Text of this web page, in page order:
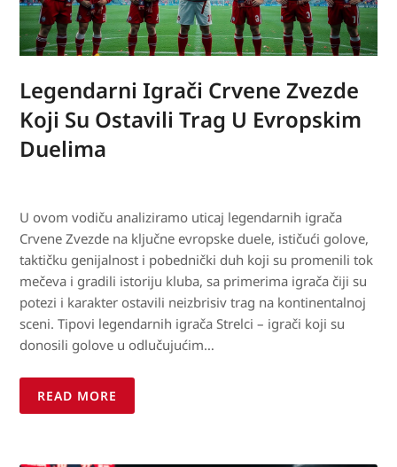
Legendarni Igrači Crvene Zvezde
Koji Su Ostavili Trag U Evropskim
Duelima
U ovom vodiču analiziramo uticaj legendarnih igrača
Crvene Zvezde na ključne evropske duele, ističući golove,
taktičku genijalnost i pobednički duh koji su promenili tok
mečeva i gradili istoriju kluba, sa primerima igrača čiji su
potezi i karakter ostavili neizbrisiv trag na kontinentalnoj
sceni. Tipovi legendarnih igrača Strelci – igrači koji su
donosili golove u odlučujućim…
READ MORE